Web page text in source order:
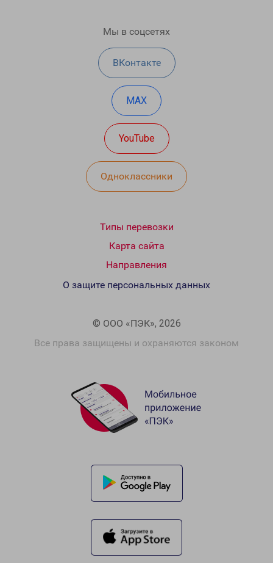
Мы в соцсетях
ВКонтакте
MAX
YouTube
Одноклассники
Типы перевозки
Карта сайта
Направления
© ООО «ПЭК», 2026
Все права защищены и охраняются законом
О защите персональных данных